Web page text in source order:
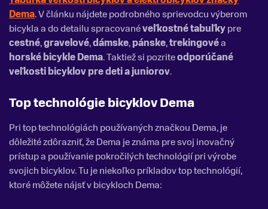
Dema. V článku nájdete podrobného sprievodcu výberom
bicykla a do detailu spracovanéveľkostné tabuľkypre
cestné,gravelové,dámske,pánske,trekingovéa
horské bicykle Dema. Taktiež si pozriteodporúčané
veľkosti bicyklov pre deti a juniorov.
Top technológie bicyklov Dema
Pri top technológiách používaných značkou Dema, je
dôležité zdôrazniť, že Dema je známa pre svoj inovačný
prístup a používanie pokročilých technológií pri výrobe
svojich bicyklov. Tu je niekoľko príkladov top technológií,
ktoré môžete nájsť v bicykloch Dema: